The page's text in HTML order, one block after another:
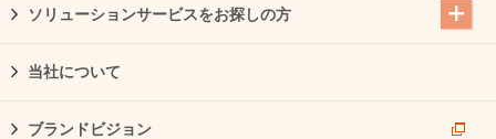
ソリューションサービスをお探しの方
当社について
ブランドビジョン